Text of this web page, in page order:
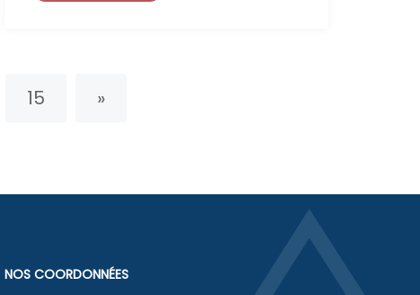
15 »Page précédente
NOS COORDONNÉES